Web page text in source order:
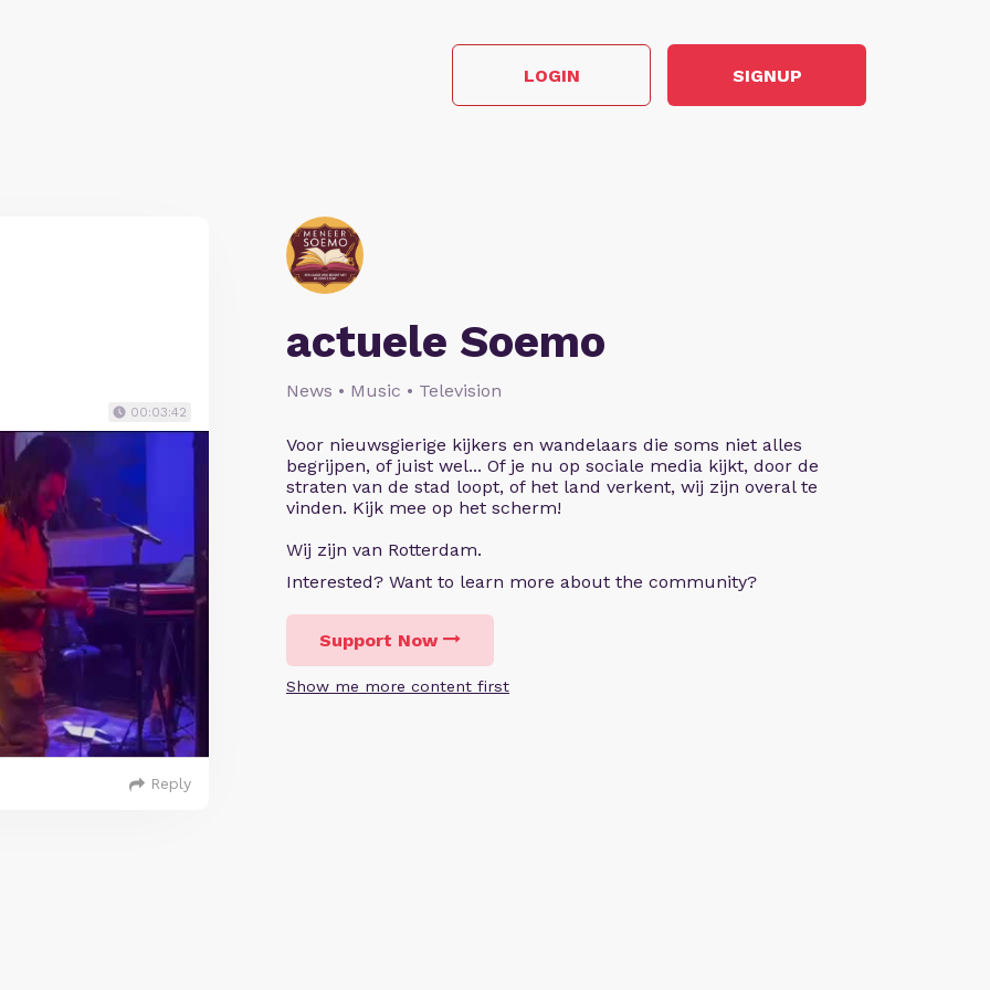
LOGIN SIGNUP
actuele Soemo
News • Music • Television
Voor nieuwsgierige kijkers en wandelaars die soms niet alles
begrijpen, of juist wel... Of je nu op sociale media kijkt, door de
straten van de stad loopt, of het land verkent, wij zijn overal te
vinden. Kijk mee op het scherm!
Wij zijn van Rotterdam.
Interested? Want to learn more about the community?
Support Now
Show me more content first
00:03:42
Reply